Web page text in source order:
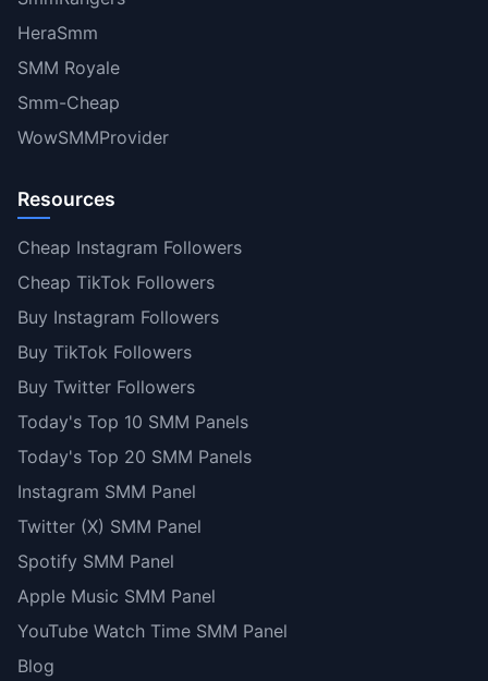
HeraSmm
SMM Royale
Smm-Cheap
WowSMMProvider
Resources
Cheap Instagram Followers
Cheap TikTok Followers
Buy Instagram Followers
Buy TikTok Followers
Buy Twitter Followers
Today's Top 10 SMM Panels
Today's Top 20 SMM Panels
Instagram SMM Panel
Twitter (X) SMM Panel
Spotify SMM Panel
Apple Music SMM Panel
YouTube Watch Time SMM Panel
Blog